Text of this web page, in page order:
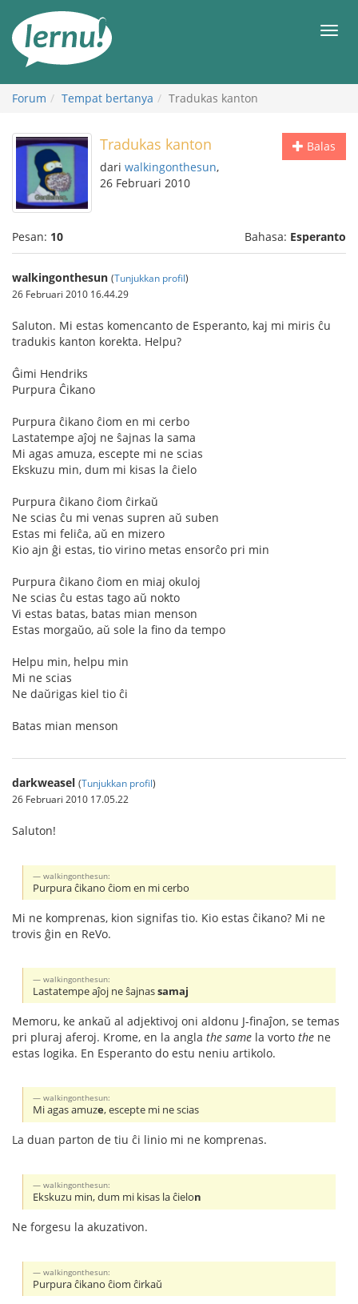
daftar
Forum Tempat bertanya Tradukas kanton
Balas
Tradukas kanton
dari walkingonthesun,
26 Februari 2010
Pesan: 10 Bahasa: Esperanto
walkingonthesun (Tunjukkan profil)
26 Februari 2010 16.44.29
Saluton. Mi estas komencanto de Esperanto, kaj mi miris ĉu
tradukis kanton korekta. Helpu?
Ĝimi Hendriks
Purpura Ĉikano
Purpura ĉikano ĉiom en mi cerbo
Lastatempe aĵoj ne ŝajnas la sama
Mi agas amuza, escepte mi ne scias
Ekskuzu min, dum mi kisas la ĉielo
Purpura ĉikano ĉiom ĉirkaŭ
Ne scias ĉu mi venas supren aŭ suben
Estas mi feliĉa, aŭ en mizero
Kio ajn ĝi estas, tio virino metas ensorĉo pri min
Purpura ĉikano ĉiom en miaj okuloj
Ne scias ĉu estas tago aŭ nokto
Vi estas batas, batas mian menson
Estas morgaŭo, aŭ sole la fino da tempo
Helpu min, helpu min
Mi ne scias
Ne daŭrigas kiel tio ĉi
Batas mian menson
darkweasel (Tunjukkan profil)
26 Februari 2010 17.05.22
Saluton!
walkingonthesun:
Purpura ĉikano ĉiom en mi cerbo
Mi ne komprenas, kion signifas tio. Kio estas ĉikano? Mi ne
trovis ĝin en ReVo.
walkingonthesun:
Lastatempe aĵoj ne ŝajnassamaj
Memoru, ke ankaŭ al adjektivoj oni aldonu J-finaĵon, se temas
pri pluraj aferoj. Krome, en la angla the same la vorto the ne
estas logika. En Esperanto do estu neniu artikolo.
walkingonthesun:
Mi agas amuze, escepte mi ne scias
La duan parton de tiu ĉi linio mi ne komprenas.
walkingonthesun:
Ekskuzu min, dum mi kisas la ĉielon
Ne forgesu la akuzativon.
walkingonthesun:
Purpura ĉikano ĉiom ĉirkaŭ